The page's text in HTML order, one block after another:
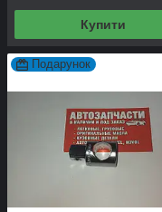
Купити
Подарунок